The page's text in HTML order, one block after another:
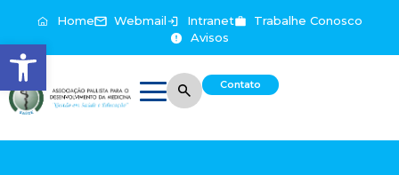
Abrir a barra de ferramentas
Home Webmail Intranet
Trabalhe Conosco
Avisos
Contato